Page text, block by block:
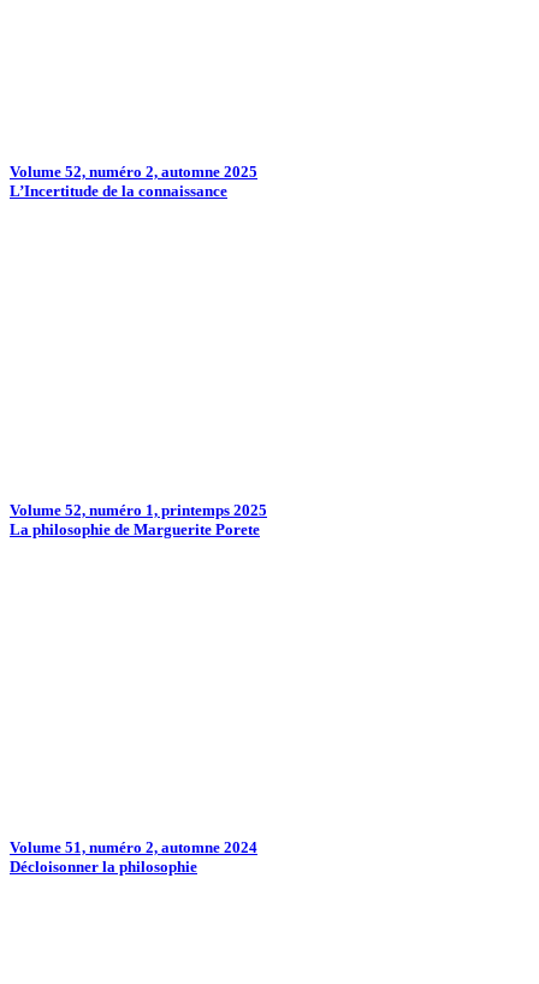
Volume 52, numéro 2, automne 2025
L’Incertitude de la connaissance
Volume 52, numéro 1, printemps 2025
La philosophie de Marguerite Porete
Volume 51, numéro 2, automne 2024
Décloisonner la philosophie